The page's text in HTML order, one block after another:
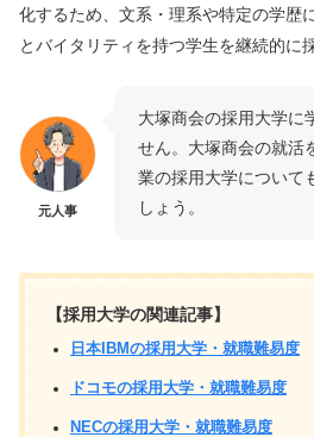
化するため、文系・理系や特定の学歴
とバイタリティを持つ学生を継続的に
元人事
大塚商会の採用大学に
せん。大塚商会の就活
業の採用大学について
しょう。
【採用大学の関連記事】
日本IBMの採用大学・就職難易度
ドコモの採用大学・就職難易度
NECの採用大学・就職難易度